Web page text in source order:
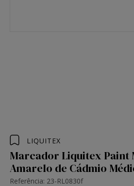
LIQUITEX
Marcador Liquitex
Amarelo de Cádmio
Referência: 23-RL0830f